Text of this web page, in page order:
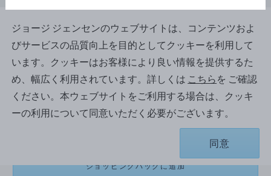
デイジー (DAISY) イヤースタッド
¥ 99,000
ショッピングバッグに追加
ジョージ ジェンセンのウェブサイトは、コンテンツおよ
びサービスの品質向上を目的としてクッキーを利用して
います。クッキーはお客様により良い情報を提供するた
め、幅広く利用されています。詳しくは こちらを ご確認
ください。本ウェブサイトをご利用する場合は、クッキ
ーの利用について同意いただく必要がございます。
同意